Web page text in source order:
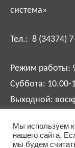
система»
Тел.: 8 (34374)
Режим работы:
Суббота: 10.00-
Выходной:
Мы используем
нашего сайта.
мы будем